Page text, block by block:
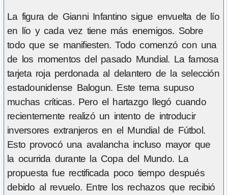
La figura de Gianni Infantino sigue envuelta de lío
en lío y cada vez tiene más enemigos. Sobre
todo que se manifiesten. Todo comenzó con una
de los momentos del pasado Mundial. La famosa
tarjeta roja perdonada al delantero de la selección
estadounidense Balogun. Este tema supuso
muchas críticas. Pero el hartazgo llegó cuando
recientemente realizó un intento de introducir
inversores extranjeros en el Mundial de Fútbol.
Esto provocó una avalancha incluso mayor que
la ocurrida durante la Copa del Mundo. La
propuesta fue rectificada poco tiempo después
debido al revuelo. Entre los rechazos que recibió